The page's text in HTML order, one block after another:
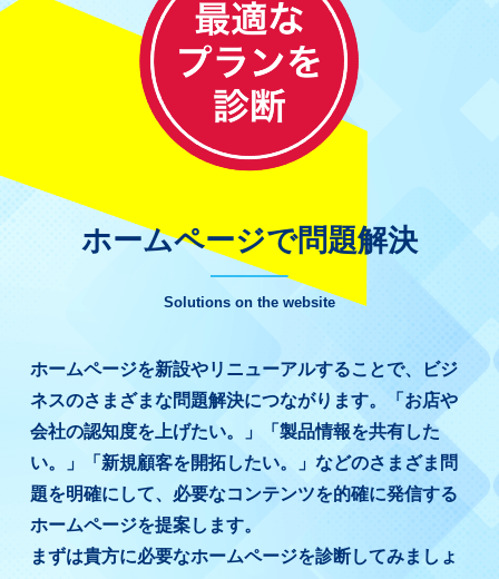
ホームページで問題解決
Solutions on the website
ホームページを新設やリニューアルすることで、ビジ
ネスのさまざまな問題解決につながります。「お店や
会社の認知度を上げたい。」「製品情報を共有した
い。」「新規顧客を開拓したい。」などのさまざま問
題を明確にして、必要なコンテンツを的確に発信する
ホームページを提案します。
まずは貴方に必要なホームページを診断してみましょ